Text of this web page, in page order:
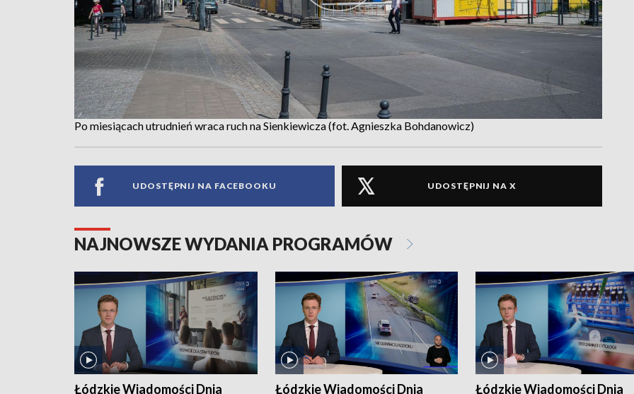
Po miesiącach utrudnień wraca ruch na Sienkiewicza (fot. Agnieszka Bohdanowicz)
UDOSTĘPNIJ NA FACEBOOKU UDOSTĘPNIJ NA X
NAJNOWSZE WYDANIA PROGRAMÓW
Łódzkie Wiadomości Dnia
Łódzkie Wiadomości Dnia
Łódzkie Wiadomości Dnia